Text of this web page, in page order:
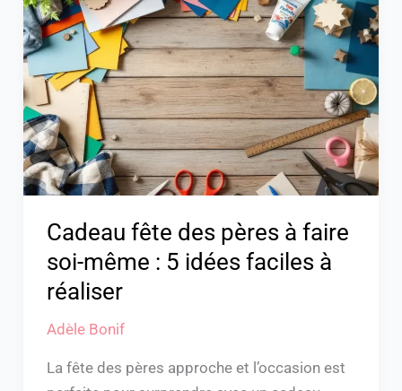
Cadeau fête des pères à faire
soi-même : 5 idées faciles à
réaliser
Adèle Bonif
La fête des pères approche et l’occasion est
des
pères
faire
soi-
même
:
5
faciles
à
réaliser